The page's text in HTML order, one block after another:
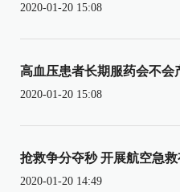
2020-01-20 15:08
高血压患者长期服药会不会
2020-01-20 15:08
抢救争分夺秒 开展航空急
2020-01-20 14:49